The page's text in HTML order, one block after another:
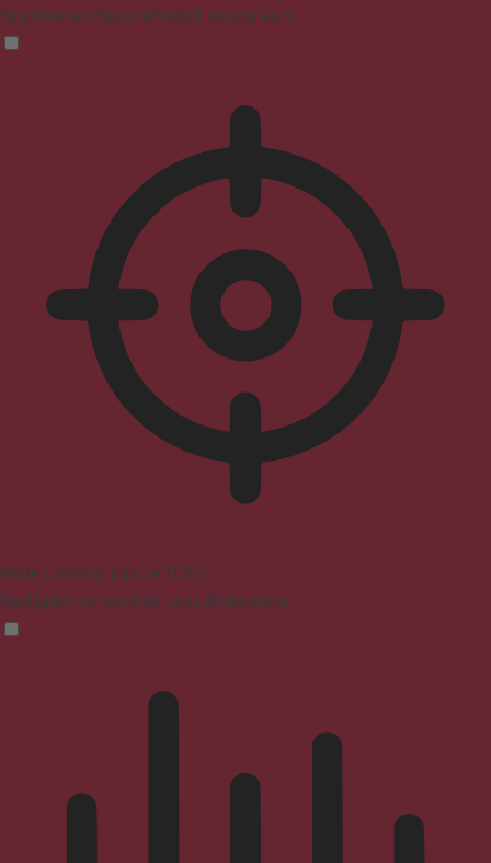
Supprime les flashs et réduit les couleurs
Mode convivial pour le TDAH
Navigation concentrée, sans distractions